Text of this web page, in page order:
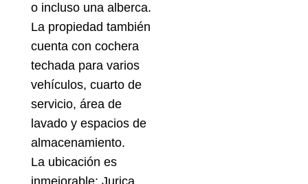
o incluso una alberca.
La propiedad también
cuenta con cochera
techada para varios
vehículos, cuarto de
servicio, área de
lavado y espacios de
almacenamiento.
La ubicación es